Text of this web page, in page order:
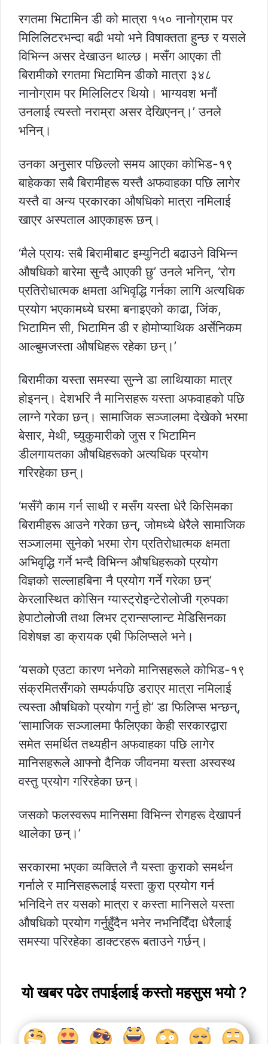
रगतमा भिटामिन डी को मात्रा १५० नानोग्राम पर
मिलिलिटरभन्दा बढी भयो भने विषाक्तता हुन्छ र यसले
विभिन्न असर देखाउन थाल्छ। मसँग आएका ती
बिरामीको रगतमा भिटामिन डीको मात्रा ३४८
नानोग्राम पर मिलिलिटर थियो। भाग्यवश भनौं
उनलाई त्यस्तो नराम्रा असर देखिएनन्।’ उनले
भनिन्।
उनका अनुसार पछिल्लो समय आएका कोभिड-१९
बाहेकका सबै बिरामीहरू यस्तै अफवाहका पछि लागेर
यस्तै वा अन्य प्रकारका औषधिको मात्रा नमिलाई
खाएर अस्पताल आएकाहरू छन्।
‘मैले प्रायः सबै बिरामीबाट इम्युनिटी बढाउने ‍विभिन्न
औषधिको बारेमा सुन्दै आएकी छु’ उनले भनिन्, ‘रोग
प्रतिरोधात्मक क्षमता अभिवृद्धि गर्नका लागि अत्यधिक
प्रयोग भएकामध्ये घरमा बनाइएको काढा, जिंक,
भिटामिन सी, भिटामिन डी र होमोप्याथिक अर्सेनिकम
आल्बुमजस्ता औषधिहरू रहेका छन्।’
बिरामीका यस्ता समस्या सुन्ने डा लाथियाका मात्र
होइनन्। देशभरि नै मानिसहरू यस्ता अफवाहको पछि
लाग्ने गरेका छन्। सामाजिक सञ्जालमा देखेको भरमा
बेसार, मेथी, घ्युकुमारीको जुस र भिटामिन
डीलगायतका औषधिहरूको अत्यधिक प्रयोग
गरिरहेका छन्।
‘मसँगै काम गर्न साथी र मसँग यस्ता धेरै किसिमका
बिरामीहरू आउने गरेका छन्, जोमध्ये धेरैले सामाजिक
सञ्जालमा सुनेको भरमा रोग प्रतिरोधात्मक क्षमता
अभिवृद्धि गर्ने भन्दै विभिन्न औषधिहरूको प्रयोग
विज्ञको सल्लाहबिना नै प्रयोग गर्ने गरेका छन्’
केरलास्थित कोसिन ग्यास्ट्रोइन्टेरोलोजी ग्रुपका
हेपाटोलोजी तथा लिभर ट्रान्सप्लान्ट मेडिसिनका
विशेषज्ञ डा क्रायक एबी फिलिप्सले भने।
‘यसको एउटा कारण भनेको मानिसहरूले कोभिड-१९
संक्रमितसँगको सम्पर्कपछि डराएर मात्रा नमिलाई
त्यस्ता औषधिको प्रयोग गर्नु हो’ डा फिलिप्स भन्छन्,
‘सामाजिक सञ्जालमा फैलिएका केही सरकारद्वारा
समेत समर्थित तथ्यहीन अफवाहका पछि लागेर
मानिसहरूले आफ्नो दैनिक जीवनमा यस्ता अस्वस्थ
वस्तु प्रयोग गरिरहेका छन्।
जसको फलस्वरूप मानिसमा विभिन्न रोगहरू देखापर्न
थालेका छन्।’
सरकारमा भएका व्यक्तिले नै यस्ता कुराको समर्थन
गर्नाले र मानिसहरूलाई यस्ता कुरा प्रयोग गर्न
भनिदिने तर यसको मात्रा र कस्ता मानिसले यस्ता
औषधिको प्रयोग गर्नुहुँदैन भनेर नभनिदिँदा धेरैलाई
समस्या परिरहेका डाक्टरहरू बताउने गर्छन्।
यो खबर पढेर तपाईलाई कस्तो महसुस भयो ?